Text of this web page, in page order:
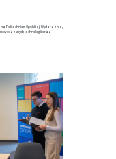
Politechnice Opolskiej. Wydarzenie,
nowoczesnych technologii oraz